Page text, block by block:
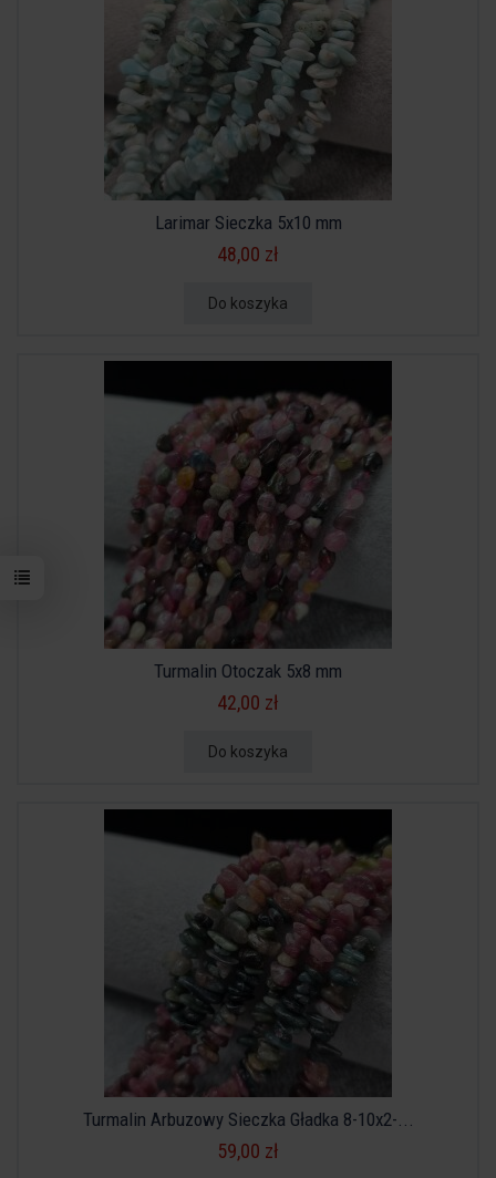
Larimar Sieczka 5x10 mm
48,00 zł
Do koszyka
Turmalin Otoczak 5x8 mm
42,00 zł
Do koszyka
Turmalin Arbuzowy Sieczka Gładka 8-10x2-...
59,00 zł